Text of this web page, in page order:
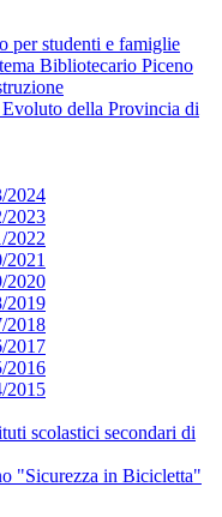
per studenti e famiglie
Bibliotecario Piceno
della Provincia di
2024
2023
2022
2021
2020
2019
2018
2017
2016
2015
scolastici secondari di
"Sicurezza in Bicicletta"